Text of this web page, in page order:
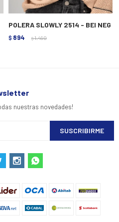
POLERA SLOWLY 2514 - BEI NEG
$ 894 $ 1.490
nuestras novedades!
SUSCRIBIRME
 